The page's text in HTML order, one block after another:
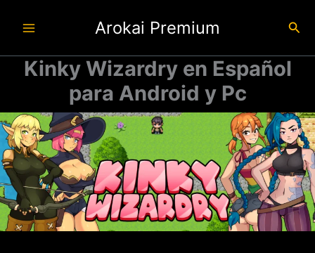
Arokai Premium
Kinky Wizardry en Español
para Android y Pc